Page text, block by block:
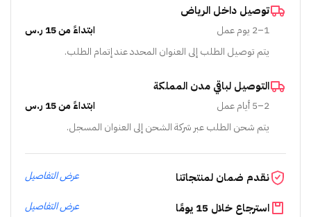
توصيل داخل الرياض
1–2 يوم عمل
ابتداءً من 15 ر.س
يتم توصيل الطلب إلى العنوان المحدد عند إتمام الطلب.
التوصيل لباقي مدن المملكة
2–5 أيام عمل
ابتداءً من 15 ر.س
يتم شحن الطلب عبر شركة الشحن إلى العنوان المسجل.
نقدم ضمان لمنتجاتنا عرض التفاصيل
استرجاع خلال 15 يومًا عرض التفاصيل